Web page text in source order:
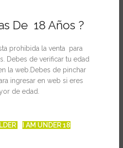
De 18 Años ?
prohibida la venta para
Debes de verificar tu edad
la web.Debes de pinchar
ingresar en web si eres
de edad.
I AM UNDER 18
stoned (relajante)
semanas